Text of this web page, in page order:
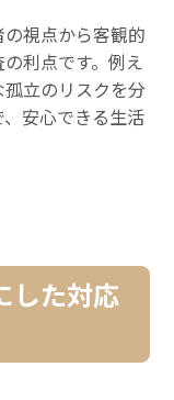
視点から客観的
利点です。例え
立のリスクを分
安心できる生活
した対応